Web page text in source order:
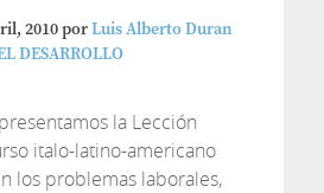
2010porLuis Alberto Duran
DESARROLLO
la Lección
italo-latino-americano
los problemas laborales,